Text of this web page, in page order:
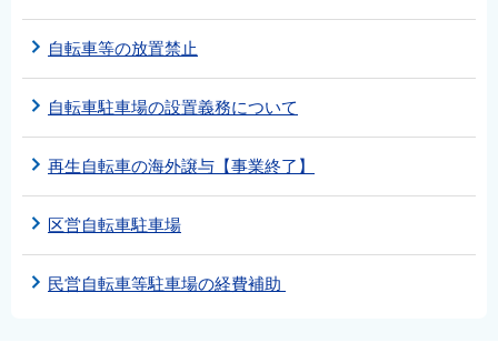
自転車等の放置禁止
自転車駐車場の設置義務について
再生自転車の海外譲与【事業終了】
区営自転車駐車場
民営自転車等駐車場の経費補助